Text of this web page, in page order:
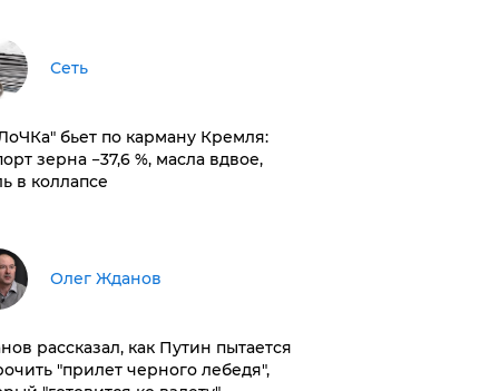
Сеть
бьет по карману Кремля:
зерна −37,6 %, масла вдвое,
в коллапсе
Олег Жданов
рассказал, как Путин пытается
"прилет черного лебедя",